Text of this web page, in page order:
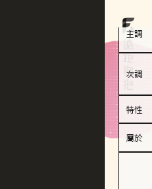
主調
次調
特性
屬於